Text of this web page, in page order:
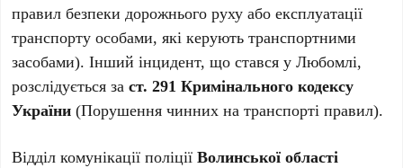
правил безпеки дорожнього руху або експлуатації
транспорту особами, які керують транспортними
засобами). Інший інцидент, що стався у Любомлі,
розслідується заст. 291 Кримінального кодексу
України (Порушення чинних на транспорті правил).
Відділ комунікації поліціїВолинської області